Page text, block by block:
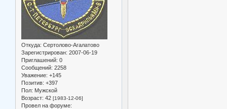
Откуда: Сертолово-Агалатово
Зарегистрирован: 2007-06-19
Приглашений: 0
Сообщений: 2258
Уважение: +145
Позитив: +397
Пол: Мужской
Возраст: 42 [1983-12-06]
Провел на форуме: